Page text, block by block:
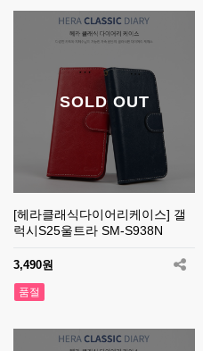
SOLD OUT
[헤라클래식다이어리케이스] 갤
럭시S25울트라 SM-S938N
3,490원
품절